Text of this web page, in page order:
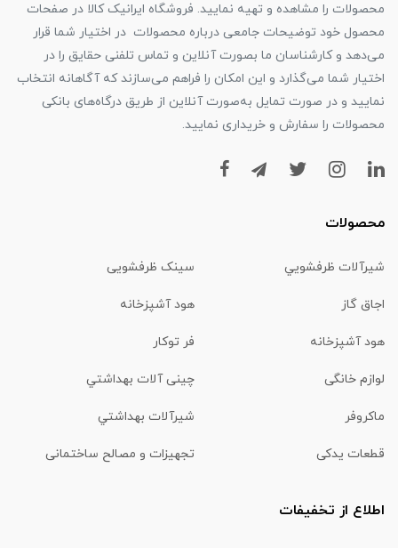
محصولات را مشاهده و تهیه نمایید. فروشگاه ایرانیک کالا در صفحات
محصول خود توضیحات جامعی درباره محصولات در اختیار شما قرار
می‌دهد و کارشناسان ما بصورت آنلاین و تماس تلفنی حقایق را در
اختیار شما می‌گذارد و این امکان را فراهم می‌سازند که آگاهانه انتخاب
نمایید و در صورت تمایل به‌صورت آنلاین از طریق درگاه‌های بانکی
محصولات را سفارش و خریداری نمایید.
محصولات
شیرآلات ظرفشويي سینک ظرفشویی
اجاق گاز هود آشپزخانه
هود آشپزخانه فر توکار
لوازم خانگی چینی آلات بهداشتي
ماكروفر شیرآلات بهداشتي
قطعات یدکی تجهیزات و مصالح ساختمانی
اطلاع از تخفیفات